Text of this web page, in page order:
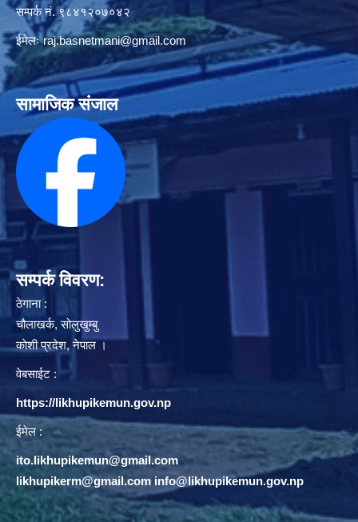
सम्पर्क नं. ९८४१२०७०४२
ईमेलःraj.basnetmani@gmail.com
सामाजिक संजाल
सम्पर्क विवरण:
ठेगाना :
चौलाखर्क, सोलुखुम्बु
काेशी प्रदेश, नेपाल ।
वेबसाईट :
https://likhupikemun.gov.np
ईमेल :
ito.likhupikemun@gmail.com
likhupikerm@gmail.com/info@likhupikemun.gov.np